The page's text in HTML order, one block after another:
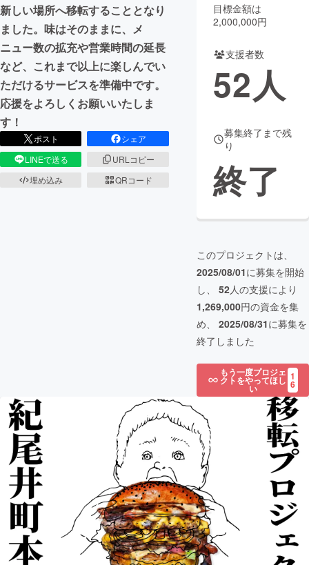
CAMPFIRE for Social Good
CAMPFIRE Creation
CAMPFIREふるさと納税
コミュニティ
新しい場所へ移転することとなり
ました。味はそのままに、メ
ニュー数の拡充や営業時間の延長
など、これまで以上に楽しんでい
ただけるサービスを準備中です。
応援をよろしくお願いいたしま
す！
ポスト
シェア
LINEで送る
URLコピー
埋め込み
QRコード
目標金額は
2,000,000円
支援者数
52人
募集終了まで残
り
終了
このプロジェクトは、
2025/08/01に募集を開始
し、 52人の支援により
1,269,000円の資金を集
め、 2025/08/31に募集を
終了しました
もう一度プロジェ
クトをやってほし
い
1
6